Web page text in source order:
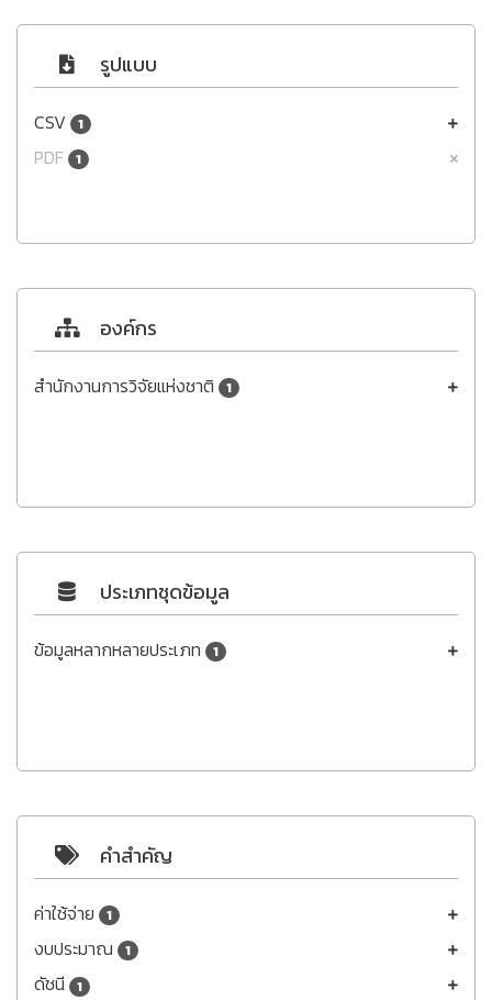
รูปแบบ
CSV 1
PDF 1
องค์กร
สำนักงานการวิจัยแห่งชาติ 1
ประเภทชุดข้อมูล
ข้อมูลหลากหลายประเภท 1
คำสำคัญ
ค่าใช้จ่าย 1
งบประมาณ 1
ดัชนี 1